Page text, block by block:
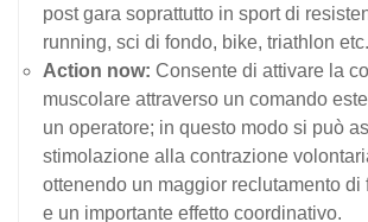
post gara soprattutto in sport di
running, sci di fondo, bike, triathlon etc.
Action now: Consente di attivare la
muscolare attraverso un comando
un operatore; in questo modo si può
stimolazione alla contrazione
ottenendo un maggior reclutamento di
e un importante effetto coordinativo.